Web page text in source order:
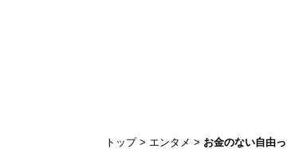
トップ エンタメ お金のない自由